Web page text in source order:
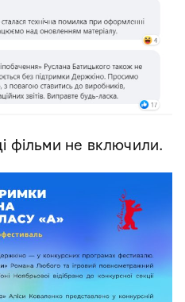
фільми не включили.